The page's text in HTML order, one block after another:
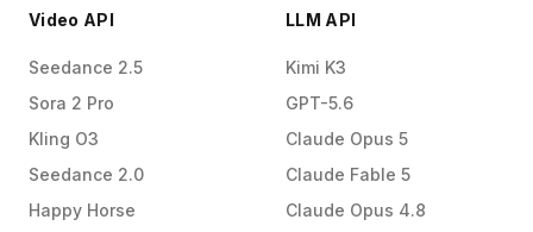
Video API
Seedance 2.5
Sora 2 Pro
Kling O3
Seedance 2.0
Happy Horse
LLM API
Kimi K3
GPT-5.6
Claude Opus 5
Claude Fable 5
Claude Opus 4.8